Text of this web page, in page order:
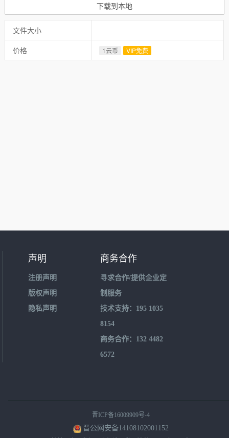
下载到本地
文件大小
价格
1云币 VIP免费
声明
注册声明
版权声明
隐私声明
商务合作
寻求合作/提供企业定
制服务
技术支持：195 1035
8154
商务合作：132 4482
6572
晋ICP备16009909号-4
晋公网安备14108102001152